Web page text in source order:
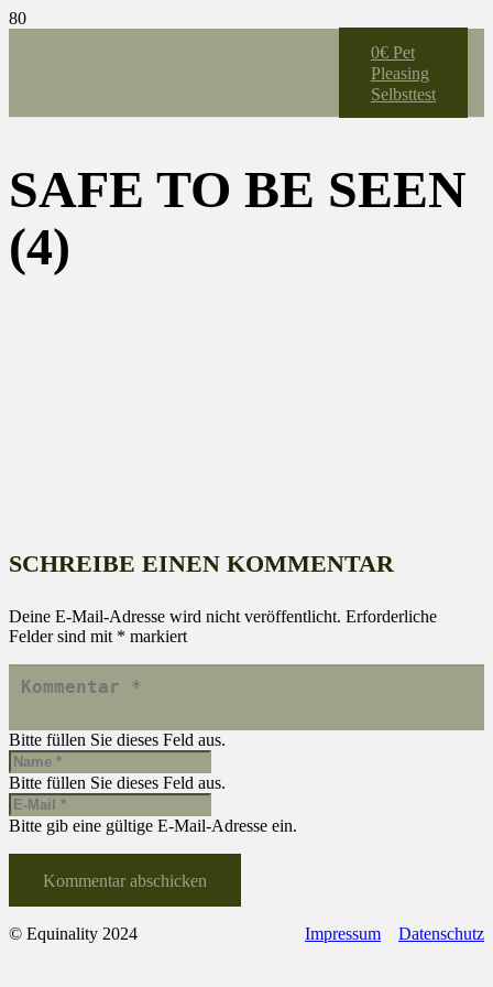
0€ Pet
Pleasing
Selbsttest
SAFE TO BE SEEN
(4)
SCHREIBE EINEN KOMMENTAR
Deine E-Mail-Adresse wird nicht veröffentlicht. Erforderliche
Felder sind mit * markiert
Bitte füllen Sie dieses Feld aus.
Bitte füllen Sie dieses Feld aus.
Bitte gib eine gültige E-Mail-Adresse ein.
Kommentar abschicken
© Equinality 2024 Impressum Datenschutz